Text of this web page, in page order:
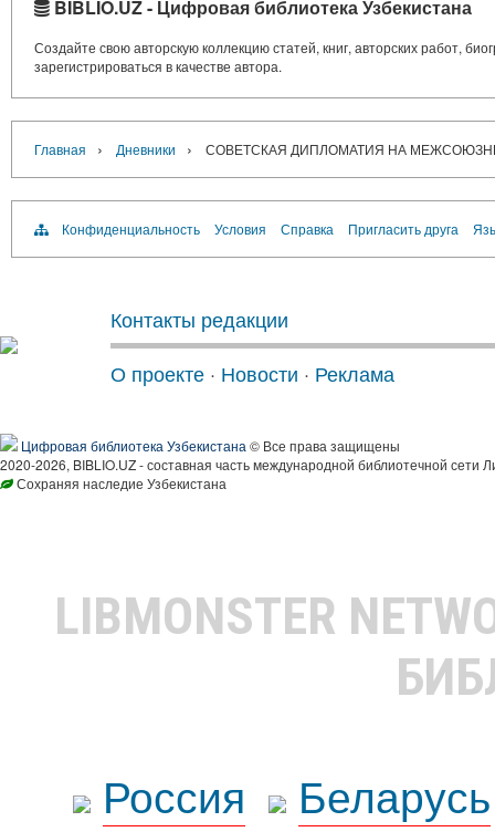
BIBLIO.UZ - Цифровая библиотека Узбекистана
Создайте свою авторскую коллекцию статей, книг, авторских работ,
зарегистрироваться в качестве автора.
Главная › Дневники › СОВЕТСКАЯ ДИПЛОМАТИЯ НА
Конфиденциальность Условия Справка Пригласить друга
Контакты редакции
О проекте · Новости · Реклама
Цифровая библиотека Узбекистана © Все права защищены
2020-2026, BIBLIO.UZ - составная часть международной библиотечной сети
Сохраняя наследие Узбекистана
LIBMONSTER
Россия
Беларусь